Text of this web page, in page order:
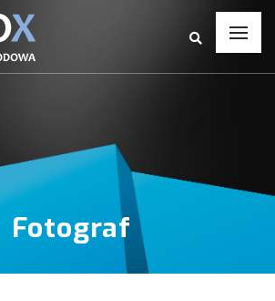
Fotograf